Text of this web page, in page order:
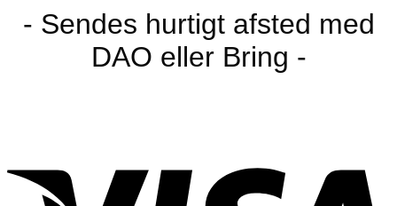
- Sendes hurtigt afsted med
DAO eller Bring -